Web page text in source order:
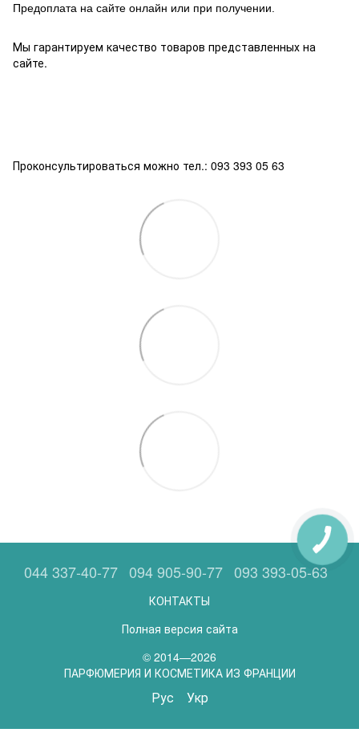
Предоплата на сайте онлайн или при получении.
Мы гарантируем качество товаров представленных на
сайте.
Проконсультироваться можно тел.: 093 393 05 63
044 337-40-77 094 905-90-77 093 393-05-63
КОНТАКТЫ
Полная версия сайта
© 2014—2026
ПАРФЮМЕРИЯ И КОСМЕТИКА ИЗ ФРАНЦИИ
Рус Укр